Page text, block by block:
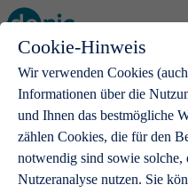
Cookie-Hinweis
Wir verwenden Cookies
Informationen über die
und Ihnen das bestmögliche
zählen Cookies, die für den
notwendig sind sowie
Nutzeranalyse nutzen. Sie
Open main menu